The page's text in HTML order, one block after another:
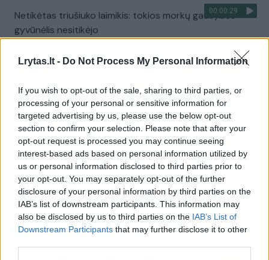
Lrytas.lt - Do Not Process My Personal Information
If you wish to opt-out of the sale, sharing to third parties, or
processing of your personal or sensitive information for
targeted advertising by us, please use the below opt-out
section to confirm your selection. Please note that after your
opt-out request is processed you may continue seeing
interest-based ads based on personal information utilized by
us or personal information disclosed to third parties prior to
your opt-out. You may separately opt-out of the further
disclosure of your personal information by third parties on the
IAB’s list of downstream participants. This information may
also be disclosed by us to third parties on the IAB’s List of
Downstream Participants that may further disclose it to other
00:00:29
Netikėtas triušiuko laimikis: tokios morkų gausybės
gyvūnėlis nesitikėjo
00:00:48
Populiarios daržovių sultys sukėlė šleikštulį net
parduotuvės atstovams
Žinios | Videobumas
00:00:48
Vilnietė parduotuvėje nusipirko sveikų sulčių – turinys
sukėlė šleikštulį
Žinios Gyvenimo būdas